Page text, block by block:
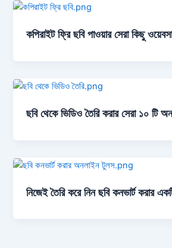
কপিরাইট ফ্রি ছবি পাওয়ার সেরা কিছু
ছবি থেকে ভিডিও তৈরি করার সেরা ১০ টি
নিজেই তৈরি করে নিন ছবি কনভার্ট করার